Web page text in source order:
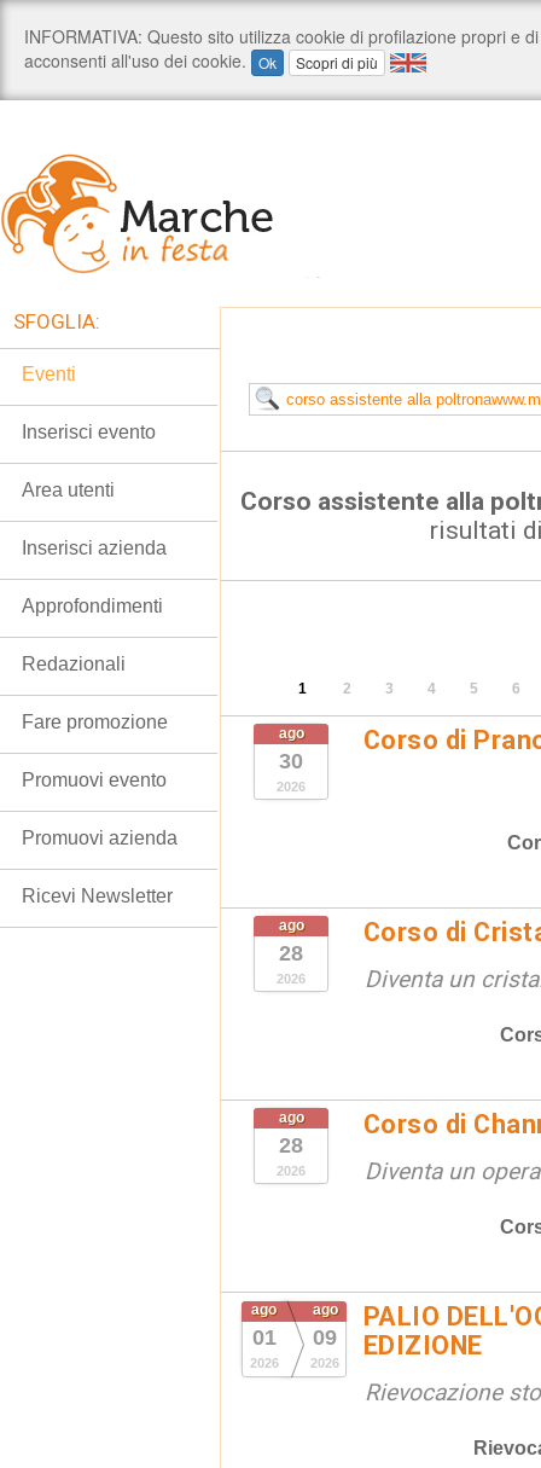
Corso assistente alla
risultati
1 2 3 4 5 6
ago
30
2026
Corso di
ago
28
2026
Corso di
Diventa un
ago
28
2026
Corso di
Diventa un
ago
01
2026
ago
09
2026
PALIO
EDIZIONE
Rievocazione
SFOGLIA:
Eventi
Inserisci evento
Area utenti
Inserisci azienda
Approfondimenti
Redazionali
Fare promozione
Promuovi evento
Promuovi azienda
Ricevi Newsletter